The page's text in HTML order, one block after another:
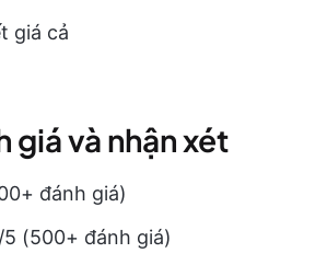
giá cả
giá và nhận xét
đánh giá)
5 (500+ đánh giá)